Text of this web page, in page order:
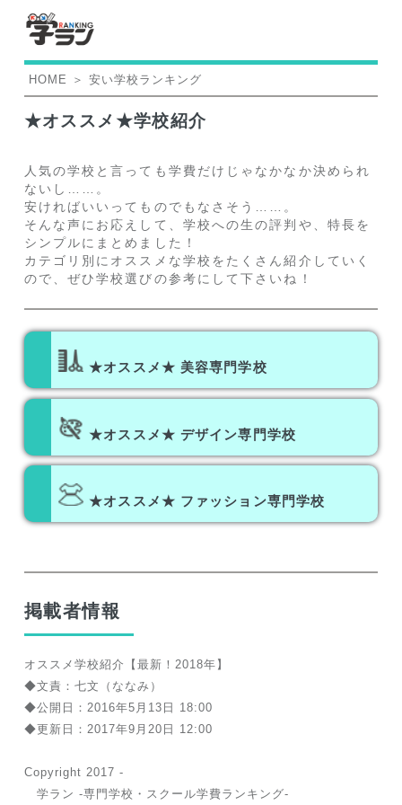
HOME ＞ 安い学校ランキング
★オススメ★学校紹介
人気の学校と言っても学費だけじゃなかなか決められ
ないし……。
安ければいいってものでもなさそう……。
そんな声にお応えして、学校への生の評判や、特長を
シンプルにまとめました！
カテゴリ別にオススメな学校をたくさん紹介していく
ので、ぜひ学校選びの参考にして下さいね！
★オススメ★ 美容専門学校
★オススメ★ デザイン専門学校
★オススメ★ ファッション専門学校
掲載者情報
オススメ学校紹介
【最新！2018年】
◆文責：七文（ななみ）
◆公開日：2016年5月13日 18:00
◆更新日：2017年9月20日 12:00
Copyright 2017 -
学ラン -専門学校・スクール学費ランキング-